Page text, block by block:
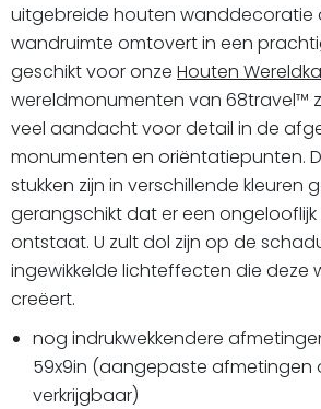
uitgebreide houten wanddecoratie
wandruimte omtovert in een
geschikt voor onze Houten
wereldmonumenten van 68travel™️
veel aandacht voor detail in de
monumenten en oriëntatiepunten.
stukken zijn in verschillende kleuren
gerangschikt dat er een
ontstaat. U zult dol zijn op de
ingewikkelde lichteffecten die deze
creëert.
nog indrukwekkendere
59x9in (aangepaste afmetingen
verkrijgbaar)